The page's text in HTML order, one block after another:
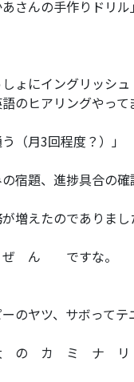
さんの手作りドリル」
ょにイングリッシュ
のヒアリングやって
（月3回程度？）」
宿題、進捗具合の確
増えたのでありまし
ん ですな。
ーのヤツ、サボって
の カ ミ ナ リ